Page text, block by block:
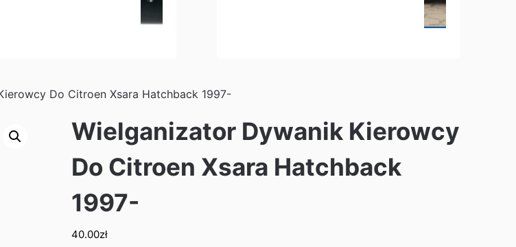
Do Citroen Xsara Hatchback 1997-
Wielganizator Dywanik Kierowcy
Do Citroen Xsara Hatchback
1997-
40.00zł